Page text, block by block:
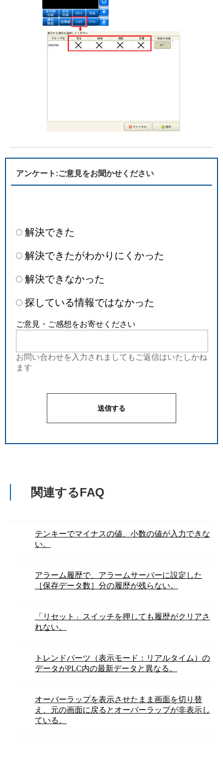
アンケート:ご意見をお聞かせください
解決できた
解決できたがわかりにくかった
解決できなかった
探している情報ではなかった
ご意見・ご感想をお寄せください
お問い合わせを入力されましてもご返信はいたしかね
ます
関連するFAQ
テンキーでマイナスの値、小数の値が入力できな
い。
アラーム履歴で、アラームサーバーに設定した
［保存データ数］分の履歴が残らない。
「リセット」スイッチを押しても履歴がクリアさ
れない。
トレンドパーツ（表示モード：リアルタイム）の
データがPLC内の最新データと異なる。
オーバーラップを表示させたまま画面を切り替
え、元の画面に戻るとオーバーラップが非表示し
ている。